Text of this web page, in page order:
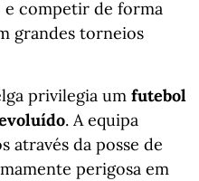
competir de forma
grandes torneios
privilegia um futebol
. A equipa
através da posse de
perigosa em